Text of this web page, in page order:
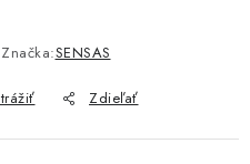
Značka:SENSAS
Zdieľať